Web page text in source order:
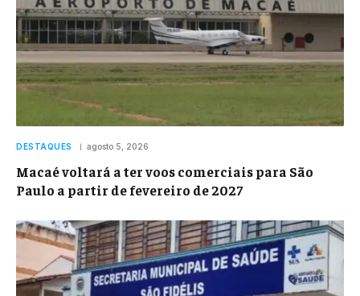
DESTAQUES agosto 5, 2026
Macaé voltará a ter voos comerciais para São
Paulo a partir de fevereiro de 2027